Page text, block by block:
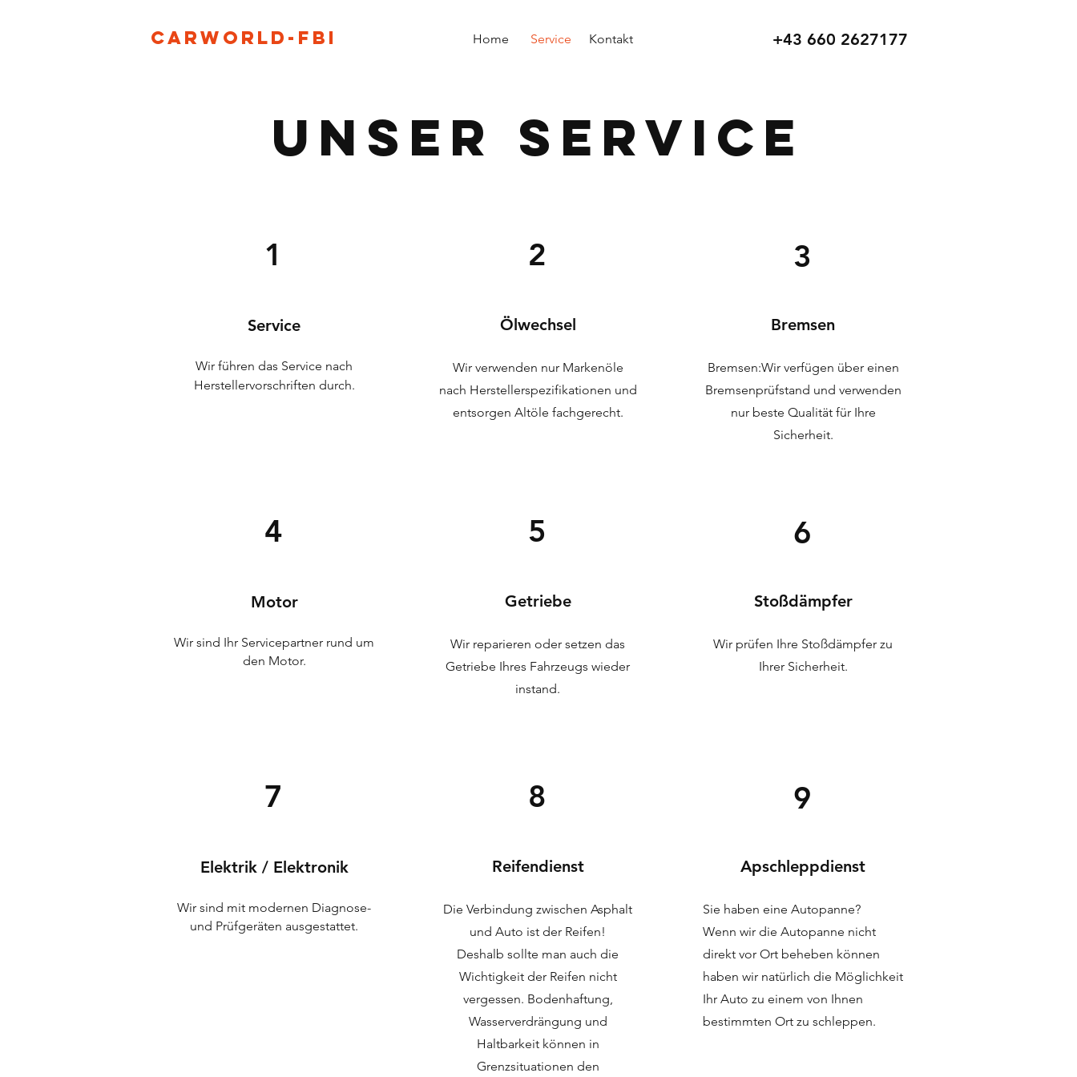
Carworld-fbi Home Service Kontakt +43 660 2627177
Unser Service
1
Service
Wir führen das Service nach
Herstellervorschriften durch.
2
Ölwechsel
Wir verwenden nur Markenöle
nach Herstellerspezifikationen und
entsorgen Altöle fachgerecht.
3
Bremsen
Bremsen:Wir verfügen über einen
Bremsenprüfstand und verwenden
nur beste Qualität für Ihre
Sicherheit.
4
Motor
Wir sind Ihr Servicepartner rund um
den Motor.
5
Getriebe
Wir reparieren oder setzen das
Getriebe Ihres Fahrzeugs wieder
instand.
6
Stoßdämpfer
Wir prüfen Ihre Stoßdämpfer zu
Ihrer Sicherheit.
7
Elektrik / Elektronik
Wir sind mit modernen Diagnose-
und Prüfgeräten ausgestattet.
8
Reifendienst
Die Verbindung zwischen Asphalt
und Auto ist der Reifen!
Deshalb sollte man auch die
Wichtigkeit der Reifen nicht
vergessen. Bodenhaftung,
Wasserverdrängung und
Haltbarkeit können in
Grenzsituationen den
9
Apschleppdienst
Sie haben eine Autopanne?
Wenn wir die Autopanne nicht
direkt vor Ort beheben können
haben wir natürlich die Möglichkeit
Ihr Auto zu einem von Ihnen
bestimmten Ort zu schleppen.